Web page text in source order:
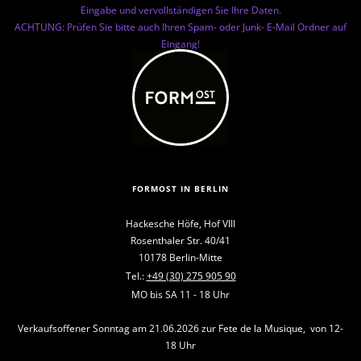
Eingabe und vervollständigen Sie Ihre Daten.
ACHTUNG: Prüfen Sie bitte auch Ihren Spam- oder Junk- E-Mail Ordner auf
Eingang!
FORMOST IN BERLIN
Hackesche Höfe, Hof VIII
Rosenthaler Str. 40/41
10178 Berlin-Mitte
Tel.:+49 (30) 275 905 90
MO bis SA 11 - 18 Uhr
Verkaufsoffener Sonntag am 21.06.2026 zur Fete de la Musique, von 12-
18 Uhr